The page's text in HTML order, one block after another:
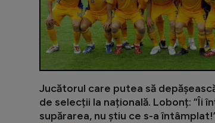
Jucătorul care putea să
de selecții la națională. Lobonț: ”Îi
supărarea, nu știu ce s-a